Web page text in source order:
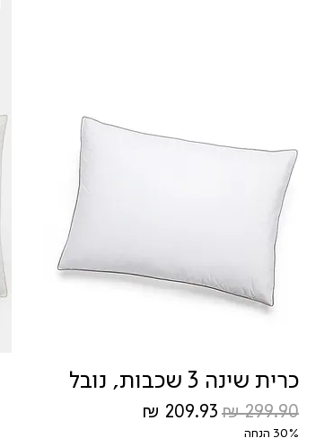
כרית שינה 3 שכבות, נובל
מחיר רגיל מחיר מבצע
30% הנחה